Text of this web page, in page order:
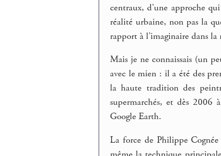
centraux, d’une approche
réalité urbaine, non pas la
rapport à l’imaginaire dans
Mais je ne connaissais (un
avec le mien : il a été des
la haute tradition des
supermarchés, et dès 2006
Google Earth.
La force de Philippe